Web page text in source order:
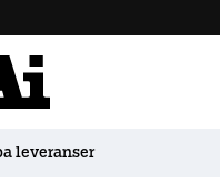
leveranser